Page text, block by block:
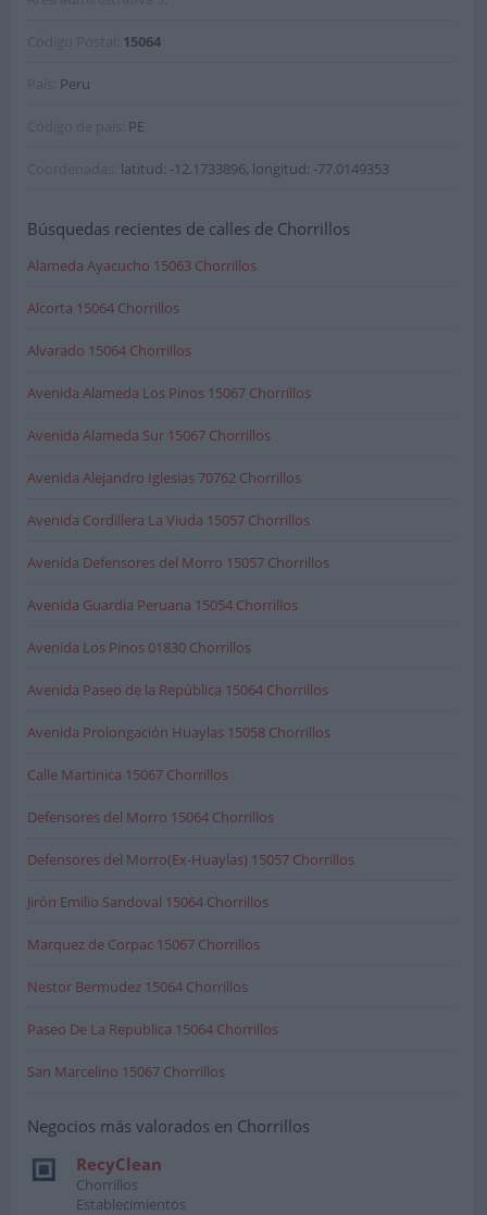
15064
Peru
PE
latitud: -12.1733896, longitud: -77.0149353
Búsquedas recientes de calles de Chorrillos
Alameda Ayacucho 15063 Chorrillos
Alcorta 15064 Chorrillos
Alvarado 15064 Chorrillos
Avenida Alameda Los Pinos 15067 Chorrillos
Avenida Alameda Sur 15067 Chorrillos
Avenida Alejandro Iglesias 70762 Chorrillos
Avenida Cordillera La Viuda 15057 Chorrillos
Avenida Defensores del Morro 15057 Chorrillos
Avenida Guardia Peruana 15054 Chorrillos
Avenida Los Pinos 01830 Chorrillos
Avenida Paseo de la República 15064 Chorrillos
Avenida Prolongación Huaylas 15058 Chorrillos
Calle Martinica 15067 Chorrillos
Defensores del Morro 15064 Chorrillos
Defensores del Morro(Ex-Huaylas) 15057 Chorrillos
Jirón Emilio Sandoval 15064 Chorrillos
Marquez de Corpac 15067 Chorrillos
Nestor Bermudez 15064 Chorrillos
Paseo De La Republica 15064 Chorrillos
San Marcelino 15067 Chorrillos
Negocios más valorados en Chorrillos
RecyClean
Chorrillos
Establecimientos